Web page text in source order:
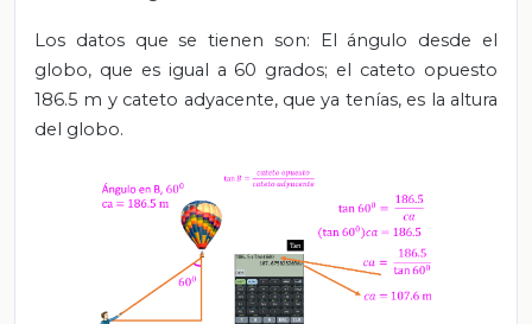
Los datos que se tienen son: El ángulo desde el
globo, que es igual a 60 grados; el cateto opuesto
186.5 m y cateto adyacente, que ya tenías, es la altura
del globo.